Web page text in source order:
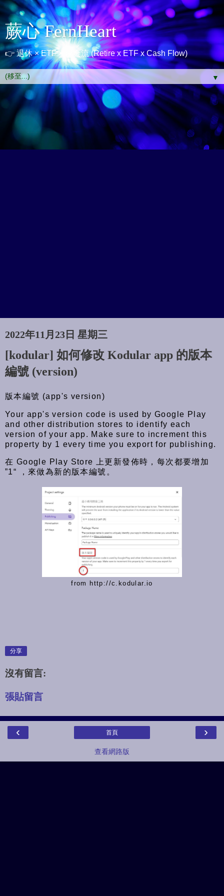
蕨心 FernHeart
👉 退休 × ETF × 現金流 (Retire x ETF x Cash Flow)
▼
2022年11月23日 星期三
[kodular] 如何修改 Kodular app 的版本
編號 (version)
版本編號 (app's version)
Your app's version code is used by Google Play
and other distribution stores to identify each
version of your app. Make sure to increment this
property by 1 every time you export for publishing.
在 Google Play Store 上更新發佈時，每次都要增加
”1“ ，來做為新的版本編號。
from http://c.kodular.io
分享
沒有留言:
張貼留言
‹ ›
首頁
查看網路版